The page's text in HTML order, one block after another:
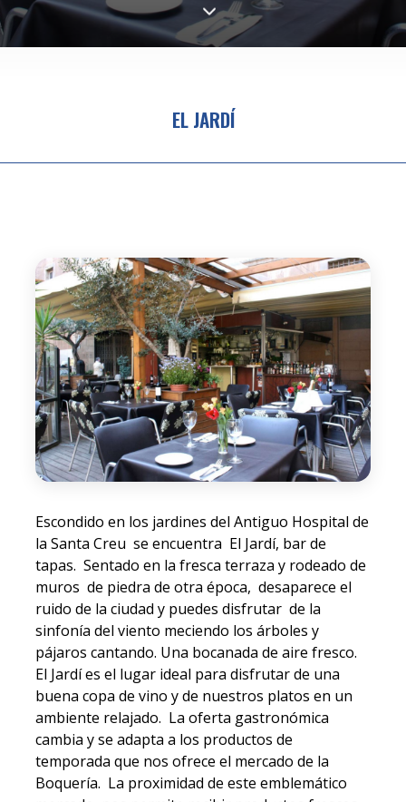
EL JARDÍ
Escondido en los jardines del Antiguo Hospital de
la Santa Creu se encuentra El Jardí, bar de
tapas. Sentado en la fresca terraza y rodeado de
muros de piedra de otra época, desaparece el
ruido de la ciudad y puedes disfrutar de la
sinfonía del viento meciendo los árboles y
pájaros cantando. Una bocanada de aire fresco.
El Jardí es el lugar ideal para disfrutar de una
buena copa de vino y de nuestros platos en un
ambiente relajado. La oferta gastronómica
cambia y se adapta a los productos de
temporada que nos ofrece el mercado de la
Boquería. La proximidad de este emblemático